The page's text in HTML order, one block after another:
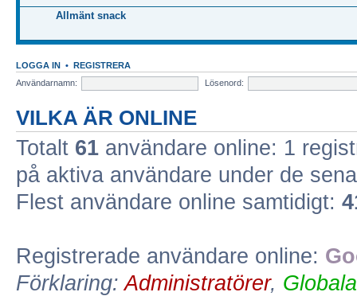
Allmänt snack
LOGGA IN • REGISTRERA
Användarnamn:
Lösenord:
VILKA ÄR ONLINE
Totalt 61 användare online: 1
på aktiva användare under de
Flest användare online samtidigt:
Registrerade användare online:
Förklaring:Administratörer,